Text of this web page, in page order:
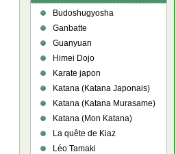
Budoshugyosha
Ganbatte
Guanyuan
Himei Dojo
Karate japon
Katana (Katana Japonais)
Katana (Katana Murasame)
Katana (Mon Katana)
La quête de Kiaz
Léo Tamaki